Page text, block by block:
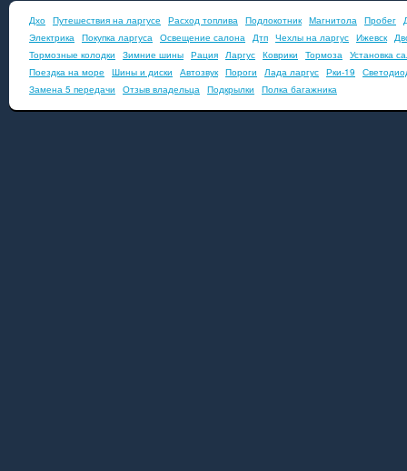
Дхо Путешествия на ларгусе Расход топлива Подлокотник Магнитола Пробег
Электрика Покупка ларгуса Освещение салона Дтп Чехлы на ларгус Ижевск
Тормозные колодки
Зимние шины Рация Ларгус Коврики Тормоза Установка
Поездка на море
Шины и диски Автозвук Пороги Лада ларгус Рки-19
Замена 5 передачи
Отзыв владельца Подкрылки Полка багажника